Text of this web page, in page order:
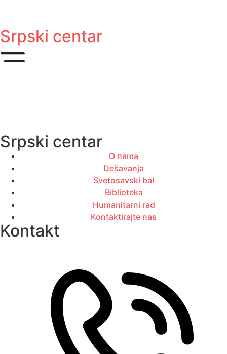
Srpski centar
Srpski centar
O nama
Dešavanja
Svetosavski bal
Biblioteka
Humanitarni rad
Kontaktirajte nas
Kontakt